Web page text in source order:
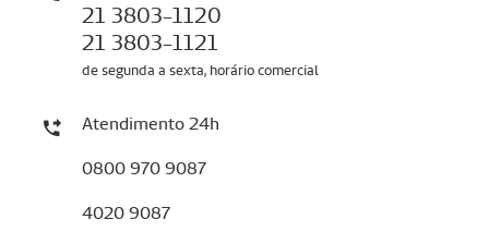
21 3803-1120
21 3803-1121
de segunda a sexta, horário comercial
Atendimento 24h
0800 970 9087
4020 9087